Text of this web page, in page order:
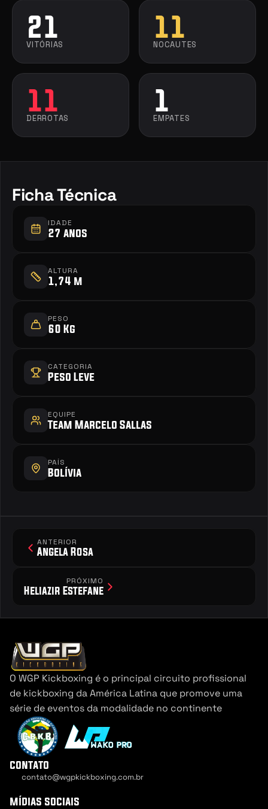
21
VITÓRIAS
11
NOCAUTES
11
DERROTAS
1
EMPATES
Ficha Técnica
IDADE
27 anos
ALTURA
1,74 m
PESO
60 Kg
CATEGORIA
Peso Leve
EQUIPE
Team Marcelo Sallas
PAÍS
Bolívia
ANTERIOR
Angela Rosa
PRÓXIMO
Heliazir Estefane
O WGP Kickboxing é o principal circuito profissional
de kickboxing da América Latina que promove uma
série de eventos da modalidade no continente
contato
contato@wgpkickboxing.com.br
mídias sociais